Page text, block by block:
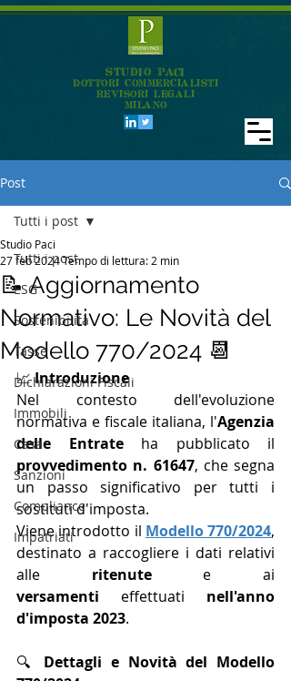
STUDIO PACI
DOTTORI COMMERCIALISTI
REVISORI LEGALI
MILANO
Post
Tutti i post
ESG
Sostenibilità
Tasse
Dichiarazioni Fiscali
Immobili
Casa
Sanzioni
Compliance
Impatriati
Tutti i post
📝 Aggiornamento
Normativo: Le Novità del
Modello 770/2024 📆
Studio Paci
27 feb 2024Tempo di lettura: 2 min
📈 Introduzione
Nel contesto dell'evoluzione
normativa e fiscale italiana, l'Agenzia
delle Entrate
provvedimento n. 61647, che segna
un passo significativo per tutti i
sostituti d'imposta.
Viene introdotto il Modello 770/2024,
destinato a raccogliere i dati relativi
alle ritenute
versamenti effettuati nell'anno
d'imposta 2023.
🔍 Dettagli e Novità del Modello